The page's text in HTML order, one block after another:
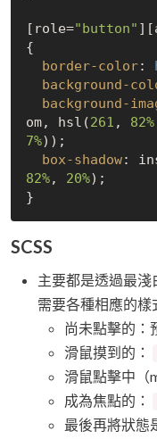
[role="button" ]
{
border-color:
background-
background-
om, hsl(261 , 82%
7%));
box-shadow:
82%, 20%);
SCSS
主要都是透過最淺
需要各種相應的樣
尚未點擊的：
滑鼠摸到的：
滑鼠點擊中（
成為焦點的：
最後再將狀態